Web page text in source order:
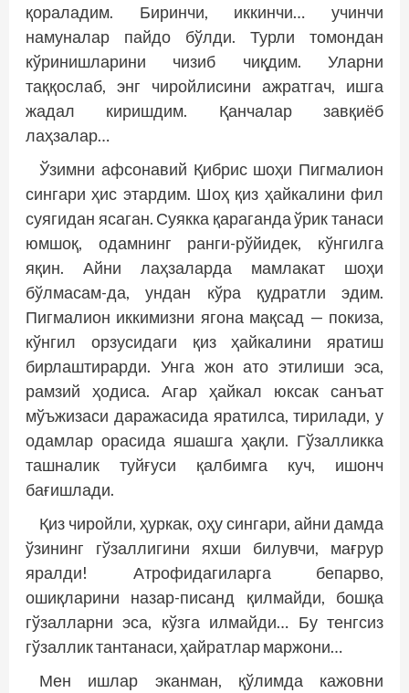
қораладим. Биринчи, иккинчи… учинчи
намуналар пайдо бўлди. Турли томондан
кўринишларини чизиб чиқдим. Уларни
таққослаб, энг чиройлисини ажратгач, ишга
жадал киришдим. Қанчалар завқиёб
лаҳзалар…
Ўзимни афсонавий Қибрис шоҳи Пигмалион
сингари ҳис этардим. Шоҳ қиз ҳайкалини фил
суягидан ясаган. Суякка қараганда ўрик танаси
юмшоқ, одамнинг ранги-рўйидек, кўнгилга
яқин. Айни лаҳзаларда мамлакат шоҳи
бўлмасам-да, ундан кўра қудратли эдим.
Пигмалион иккимизни ягона мақсад — покиза,
кўнгил орзусидаги қиз ҳайкалини яратиш
бирлаштирарди. Унга жон ато этилиши эса,
рамзий ҳодиса. Агар ҳайкал юксак санъат
мўъжизаси даражасида яратилса, тирилади, у
одамлар орасида яшашга ҳақли. Гўзалликка
ташналик туйғуси қалбимга куч, ишонч
бағишлади.
Қиз чиройли, ҳуркак, оҳу сингари, айни дамда
ўзининг гўзаллигини яхши билувчи, мағрур
яралди! Атрофидагиларга бепарво,
ошиқларини назар-писанд қилмайди, бошқа
гўзалларни эса, кўзга илмайди… Бу тенгсиз
гўзаллик тантанаси, ҳайратлар маржони…
Мен ишлар эканман, қўлимда кажовни